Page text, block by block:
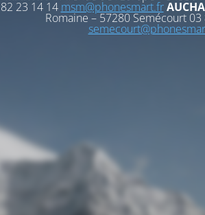
82 23 14 14 msm@phonesmart.fr
Romaine – 57280 Semécourt 03